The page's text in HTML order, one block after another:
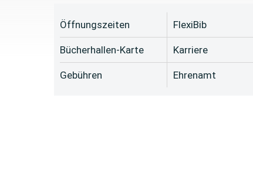
Öffnungszeiten
Bücherhallen-Karte
Gebühren
FlexiBib
Karriere
Ehrenamt